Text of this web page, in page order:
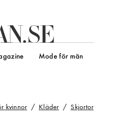
N.SE
Mode för män
kvinnor Kläder Skjortor